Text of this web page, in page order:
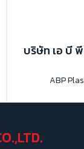
บริษัท เอ บี
ABP